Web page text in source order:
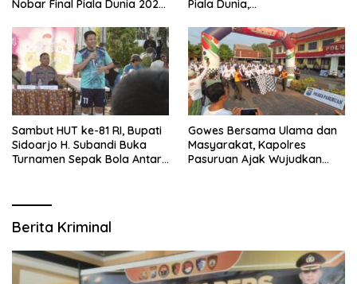
Nobar Final Piala Dunia 2026
Forkopimda
Piala Dunia,
Sambut HUT ke-81 RI, Bupati
Sidoarjo H. Subandi Buka
Turnamen Sepak Bola Antar
Gowes Bersama Ulama dan
Masyarakat, Kapolres
Pasuruan Ajak Wujudkan
Berita Kriminal